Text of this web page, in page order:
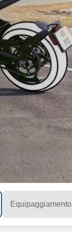
Equipaggiamento